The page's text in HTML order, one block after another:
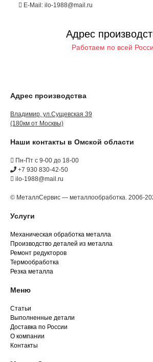
E-Mail: ilo-1988@mail.ru
Адрес
Работаем по всей
Адрес производства
Владимир, ул.Сущевская 39
(180км от Москвы)
Наши контакты в Омской области
Пн-Пт с 9-00 до 18-00
+7 930 830-42-50
ilo-1988@mail.ru
© МеталлСервис — металлообработка. 2006-
Услуги
Механическая обработка металла
Производство деталей из металла
Ремонт редукторов
Термообработка
Резка металла
Меню
Статьи
Выполненные детали
Доставка по России
О компании
Контакты